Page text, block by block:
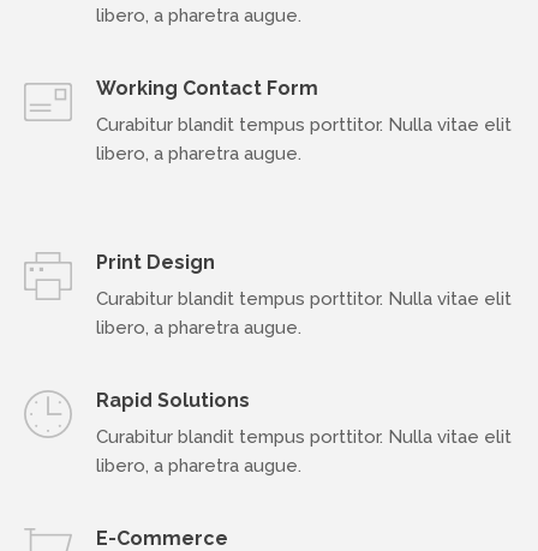
libero, a pharetra augue.
Working Contact Form
Curabitur blandit tempus porttitor. Nulla vitae elit
libero, a pharetra augue.
Print Design
Curabitur blandit tempus porttitor. Nulla vitae elit
libero, a pharetra augue.
Rapid Solutions
Curabitur blandit tempus porttitor. Nulla vitae elit
libero, a pharetra augue.
E-Commerce